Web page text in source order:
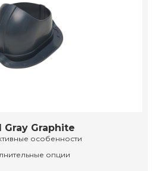
Gray Graphite
особенности
опции